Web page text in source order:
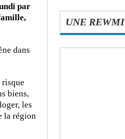
par
dans
risque
biens,
les
la région
UNE REWMI